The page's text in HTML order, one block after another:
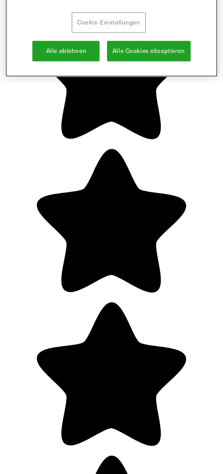
Cookie-Einstellungen
Alle ablehnen Alle Cookies akzeptieren